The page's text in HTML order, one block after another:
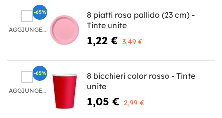
AGGIUNGERE
8 piatti rosa pallido (23 cm) -
Tinte unite
1,22 € 3,49 €
-65%
AGGIUNGERE
8 bicchieri color rosso - Tinte
unite
1,05 € 2,99 €
-65%